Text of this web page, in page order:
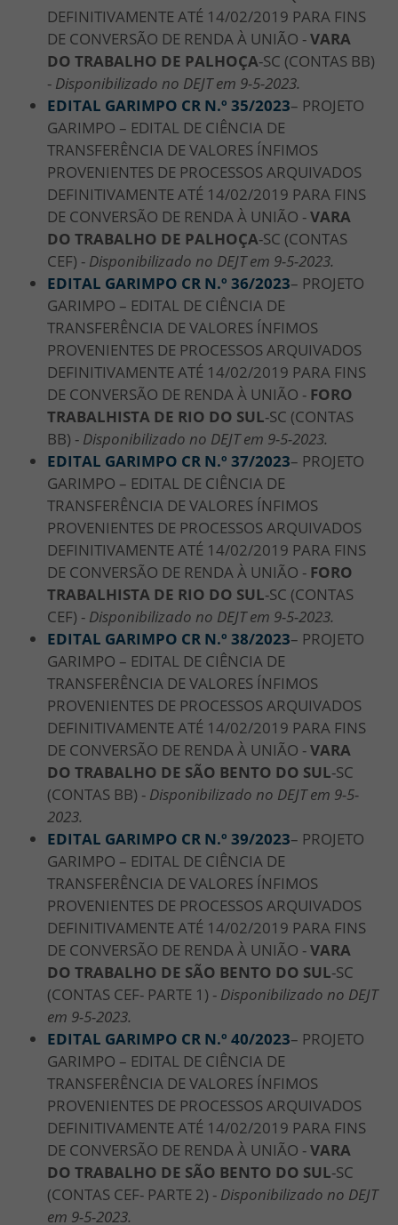
DEFINITIVAMENTE ATÉ 14/02/2019 PARA FINS
DE CONVERSÃO DE RENDA À UNIÃO -VARA
DO TRABALHO DE PALHOÇA-SC (CONTAS BB)
- Disponibilizado no DEJT em 9-5-2023.
EDITAL GARIMPO CR N.º 35/2023– PROJETO
GARIMPO – EDITAL DE CIÊNCIA DE
TRANSFERÊNCIA DE VALORES ÍNFIMOS
PROVENIENTES DE PROCESSOS ARQUIVADOS
DEFINITIVAMENTE ATÉ 14/02/2019 PARA FINS
DE CONVERSÃO DE RENDA À UNIÃO -VARA
DO TRABALHO DE PALHOÇA-SC (CONTAS
CEF) - Disponibilizado no DEJT em 9-5-2023.
EDITAL GARIMPO CR N.º 36/2023– PROJETO
GARIMPO – EDITAL DE CIÊNCIA DE
TRANSFERÊNCIA DE VALORES ÍNFIMOS
PROVENIENTES DE PROCESSOS ARQUIVADOS
DEFINITIVAMENTE ATÉ 14/02/2019 PARA FINS
DE CONVERSÃO DE RENDA À UNIÃO - FORO
TRABALHISTA DE RIO DO SUL-SC (CONTAS
BB) - Disponibilizado no DEJT em 9-5-2023.
EDITAL GARIMPO CR N.º 37/2023– PROJETO
GARIMPO – EDITAL DE CIÊNCIA DE
TRANSFERÊNCIA DE VALORES ÍNFIMOS
PROVENIENTES DE PROCESSOS ARQUIVADOS
DEFINITIVAMENTE ATÉ 14/02/2019 PARA FINS
DE CONVERSÃO DE RENDA À UNIÃO - FORO
TRABALHISTA DE RIO DO SUL-SC (CONTAS
CEF) - Disponibilizado no DEJT em 9-5-2023.
EDITAL GARIMPO CR N.º 38/2023– PROJETO
GARIMPO – EDITAL DE CIÊNCIA DE
TRANSFERÊNCIA DE VALORES ÍNFIMOS
PROVENIENTES DE PROCESSOS ARQUIVADOS
DEFINITIVAMENTE ATÉ 14/02/2019 PARA FINS
DE CONVERSÃO DE RENDA À UNIÃO -VARA
DO TRABALHO DE SÃO BENTO DO SUL-SC
(CONTAS BB) - Disponibilizado no DEJT em 9-5-
2023.
EDITAL GARIMPO CR N.º 39/2023– PROJETO
GARIMPO – EDITAL DE CIÊNCIA DE
TRANSFERÊNCIA DE VALORES ÍNFIMOS
PROVENIENTES DE PROCESSOS ARQUIVADOS
DEFINITIVAMENTE ATÉ 14/02/2019 PARA FINS
DE CONVERSÃO DE RENDA À UNIÃO -VARA
DO TRABALHO DE SÃO BENTO DO SUL-SC
(CONTAS CEF- PARTE 1) - Disponibilizado no DEJT
em 9-5-2023.
EDITAL GARIMPO CR N.º 40/2023– PROJETO
GARIMPO – EDITAL DE CIÊNCIA DE
TRANSFERÊNCIA DE VALORES ÍNFIMOS
PROVENIENTES DE PROCESSOS ARQUIVADOS
DEFINITIVAMENTE ATÉ 14/02/2019 PARA FINS
DE CONVERSÃO DE RENDA À UNIÃO -VARA
DO TRABALHO DE SÃO BENTO DO SUL-SC
(CONTAS CEF- PARTE 2) - Disponibilizado no DEJT
em 9-5-2023.